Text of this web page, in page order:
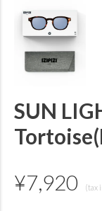
SUN
¥7,920